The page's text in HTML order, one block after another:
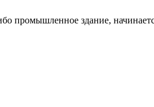
промышленное здание,